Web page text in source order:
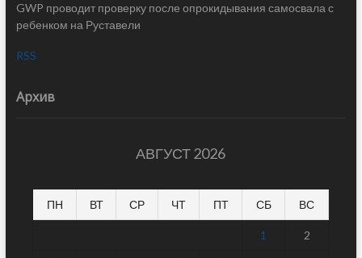
GWP проводит проверку после опрокидывания самосвала с
ребенком на Руставели
RSS
Архив
АВГУСТ 2026
ПН ВТ СР ЧТ ПТ СБ ВС
1 2